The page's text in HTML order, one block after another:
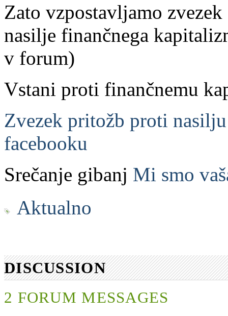
Zato vzpostavljamo
nasilje finančnega
v forum)
Vstani proti finančnemu
Zvezek pritožb proti
facebooku
Srečanje gibanj Mi smo
Aktualno
DISCUSSION
2 FORUM MESSAGES